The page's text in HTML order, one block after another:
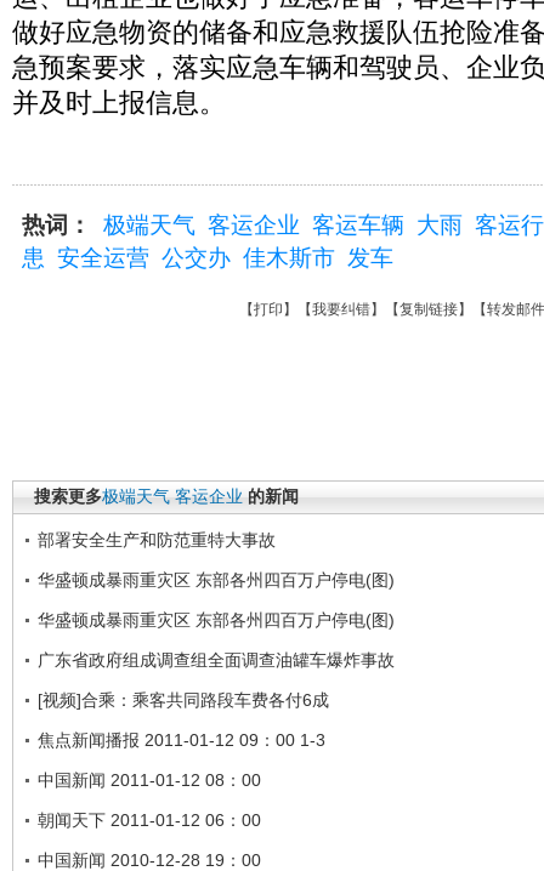
做好应急物资的储备和应急救援队伍抢险准
急预案要求，落实应急车辆和驾驶员、企业
并及时上报信息。
热词： 极端天气 客运企业 客运车辆 大雨 客运
患 安全运营 公交办 佳木斯市 发车
【打印 】【我要纠错】【复制链接】【转发邮件
搜索更多极端天气 客运企业 的新闻
部署安全生产和防范重特大事故
华盛顿成暴雨重灾区 东部各州四百万户停电(图)
华盛顿成暴雨重灾区 东部各州四百万户停电(图)
广东省政府组成调查组全面调查油罐车爆炸事故
[视频]合乘：乘客共同路段车费各付6成
焦点新闻播报 2011-01-12 09：00 1-3
中国新闻 2011-01-12 08：00
朝闻天下 2011-01-12 06：00
中国新闻 2010-12-28 19：00